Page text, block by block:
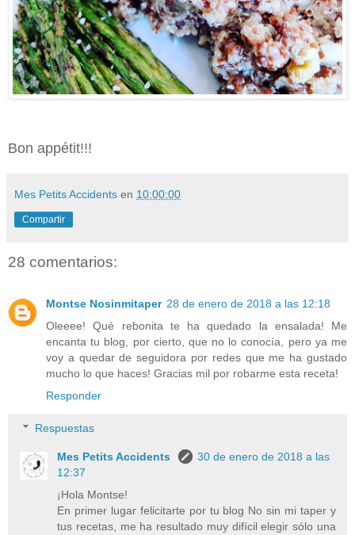
Bon appétit!!!
Mes Petits Accidents en 10:00:00
Compartir
28 comentarios:
Montse Nosinmitaper 28 de enero de 2018 a las 12:18
Oleeee! Qué rebonita te ha quedado la ensalada! Me
encanta tu blog, por cierto, que no lo conocía, pero ya me
voy a quedar de seguidora por redes que me ha gustado
mucho lo que haces! Gracias mil por robarme esta receta!
Responder
Respuestas
Mes Petits Accidents
30 de enero de 2018 a las
12:37
¡Hola Montse!
En primer lugar felicitarte por tu blog No sin mi taper y
tus recetas, me ha resultado muy difícil elegir sólo una